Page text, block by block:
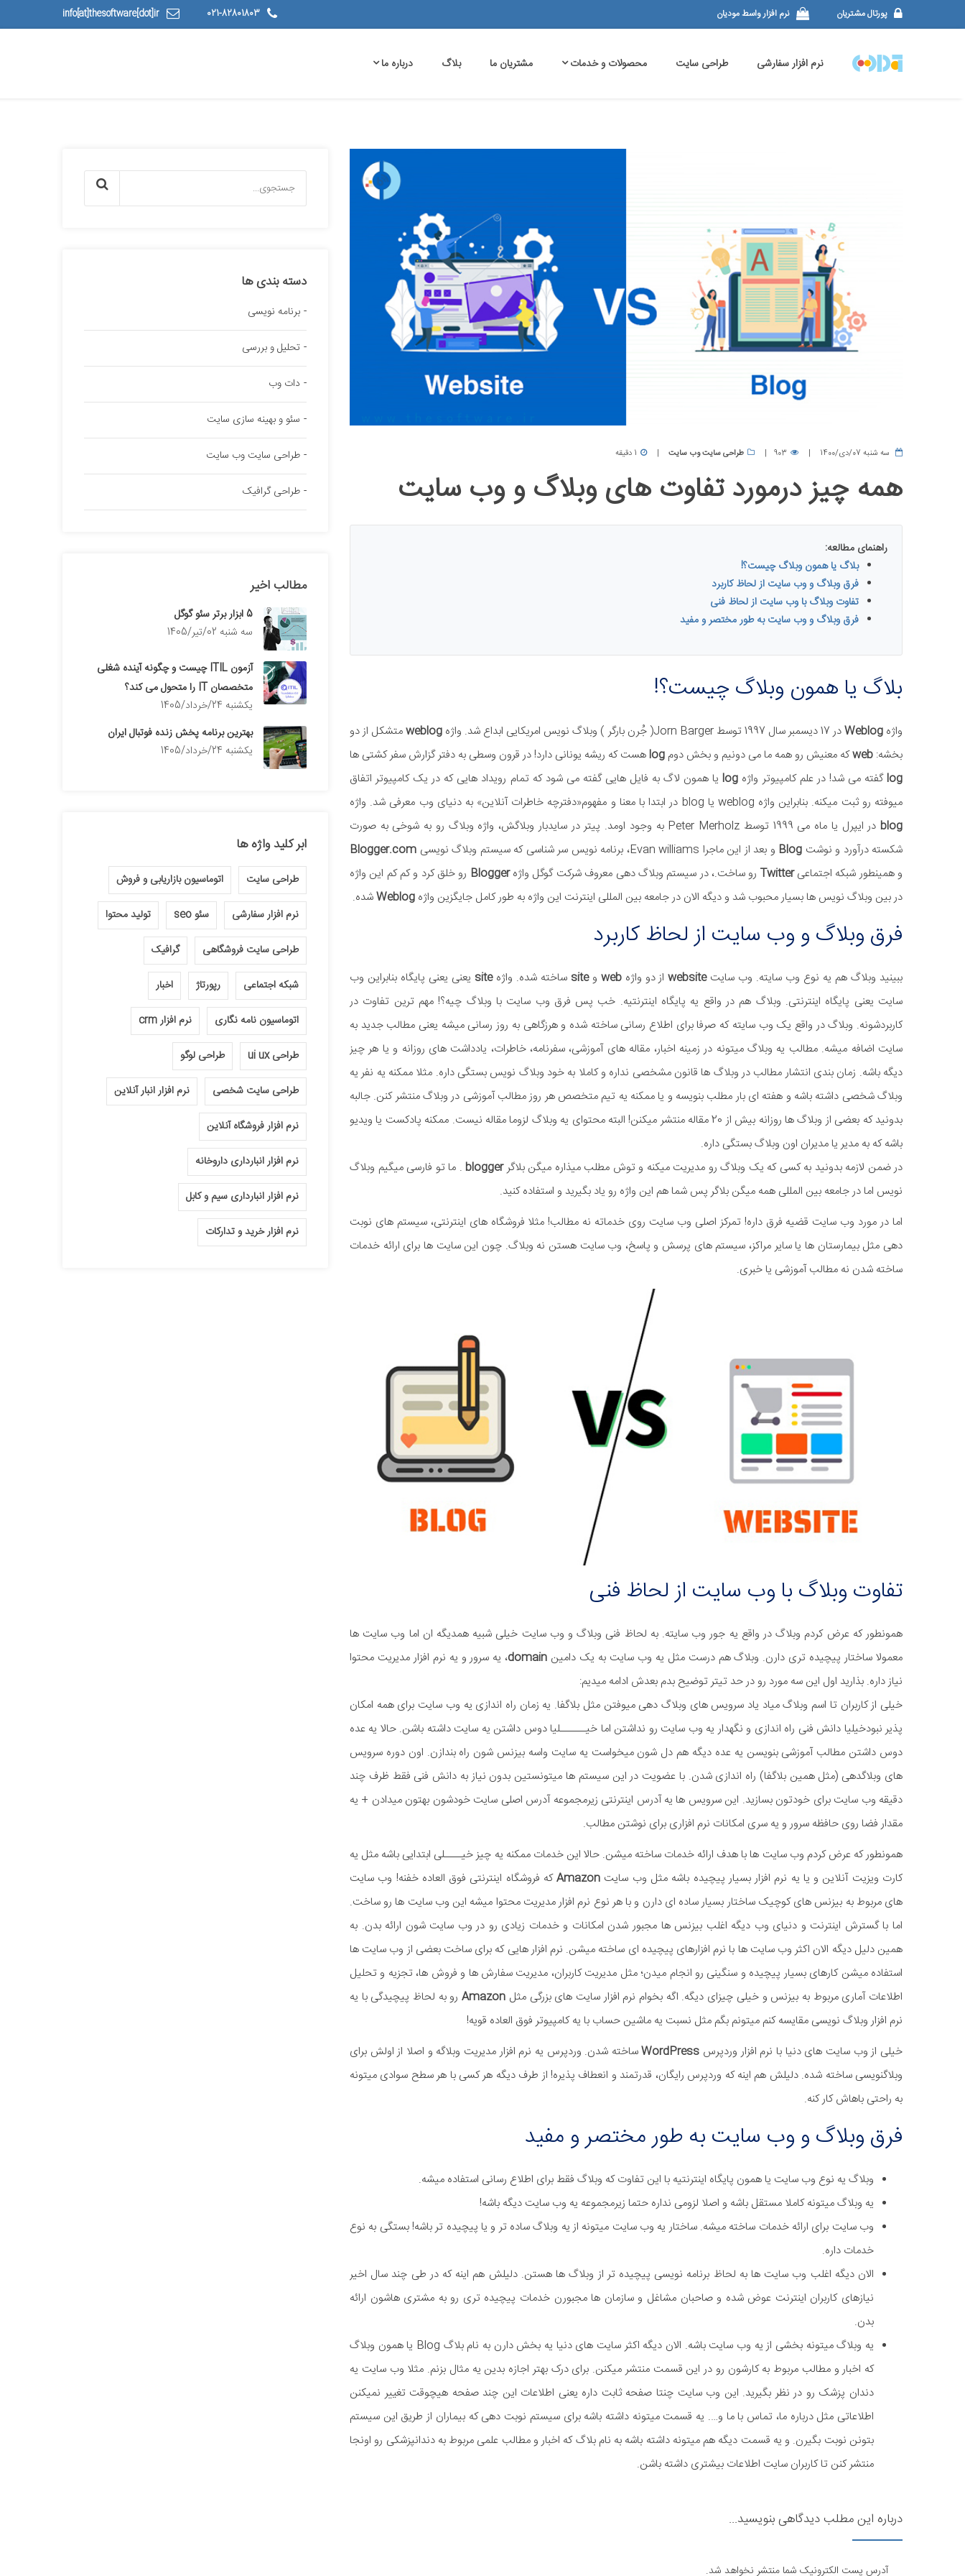
پورتال مشتریان نرم افزار واسط مودیان 021-82801803
info[at]thesoftware[dot]ir
نرم افزار سفارشی طراحی سایت محصولات و خدمات مشتریان ما بلاگ درباره ما
سه شنبه 07/دی/1400 903 طراحی سایت وب سایت 1 دقیقه
همه چیز درمورد تفاوت های وبلاگ و وب سایت
راهنمای مطالعه:
بلاگ یا همون وبلاگ چیست؟!
فرق وبلاگ و وب سایت از لحاظ کاربرد
تفاوت وبلاگ با وب سایت از لحاظ فنی
فرق وبلاگ و وب سایت به طور مختصر و مفید
بلاگ یا همون وبلاگ چیست؟!
واژهWeblogدر 17 دیسمبر سال 1997 توسط Jorn Barger( جُرن بارگر ) وبلاگ نویس امریکایی ابداع شد. واژه weblogمتشکل از دو
بخشه: webکه معنیش رو همه ما می دونیم و بخش دوم logهست که ریشه یونانی دارد! در قرون وسطی به دفتر گزارش سفر کشتی ها
log گفته می شد! در علم کامپیوتر واژه log یا همون لاگ به فایل هایی گفته می شود که تمام رویداد هایی که در یک کامپیوتر اتفاق
میوفته رو ثبت میکنه. بنابراین واژه weblog یا blog در ابتدا با معنا و مفهوم«دفترچه خاطرات آنلاین» به دنیای وب معرفی شد. واژه
blog
در ایپرل یا ماه می 1999 توسط Peter Merholz به وجود اومد. پیتر در سایدبار وبلاگش، واژه وبلاگ رو به شوخی به صورت
شکسته درآورد و نوشت Blog و بعد از این ماجرا Evan williams، برنامه نویس سر شناسی که سیستم وبلاگ نویسی
Blogger.com
و همینطور شبکه اجتماعیTwitter رو ساخت.، در سیستم وبلاگ دهی معروف شرکت گوگل واژهBlogger رو خلق کرد و کم کم این واژه
در بین وبلاگ نویس ها بسیار محبوب شد و دیگه الان در جامعه بین المللی اینترنت این واژه به طور کامل جایگزین واژه Weblogشده.
فرق وبلاگ و وب سایت از لحاظ کاربرد
ببینید وبلاگ هم یه نوع وب سایته. وب سایتwebsite از دو واژهweb وsite ساخته شده. واژهsite یعنی یعنی پایگاه بنابراین وب
سایت یعنی پایگاه اینترنتی. وبلاگ هم در واقع یه پایگاه اینترنتیه. خب پس فرق وب سایت با وبلاگ چیه؟! مهم ترین تفاوت در
کاربردشونه. وبلاگ در واقع یک وب سایته که صرفا برای اطلاع رسانی ساخته شده و هرزگاهی به روز رسانی میشه یعنی مطالب جدید به
سایت اضافه میشه. مطالب یه وبلاگ میتونه در زمینه اخبار، مقاله های آموزشی، سفرنامه، خاطرات، یادداشت های روزانه و یا هر چیز
دیگه باشه. زمان بندی انتشار مطالب در وبلاگ ها قانون مشخصی نداره و کاملا به خود وبلاگ نویس بستگی داره. مثلا ممکنه یه نفر یه
وبلاگ شخصی داشته باشه و هفته ای بار مطلب بنویسه و یا ممکنه یه تیم متخصص هر روز مطالب آموزشی در وبلاگ منتشر کنن. جالبه
بدونید که بعضی از وبلاگ ها روزانه بیش از 20 مقاله منتشر میکنن! البته محتوای یه وبلاگ لزوما مقاله نیست. ممکنه پادکست یا ویدیو
باشه که به مدیر یا مدیران اون وبلاگ بستگی داره.
در ضمن لازمه بدونید به کسی که یک وبلاگ رو مدیریت میکنه و توش مطلب میذاره میگن بلاگرblogger . ما تو فارسی میگیم وبلاگ
نویس اما در جامعه بین المللی همه میگن بلاگر پس شما هم این واژه رو یاد بگیرید و استفاده کنید.
اما در مورد وب سایت قضیه فرق داره! تمرکز اصلی وب سایت روی خدماته نه مطالب! مثلا فروشگاه های اینترنتی، سیستم های نوبت
دهی مثل بیمارستان ها یا سایر مراکز، سیستم های پرسش و پاسخ، وب سایت هستن نه وبلاگ. چون این سایت ها برای ارائه خدمات
ساخته شدن نه مطالب آموزشی یا خبری.
تفاوت وبلاگ با وب سایت از لحاظ فنی
همونطور که عرض کردم وبلاگ در واقع یه جور وب سایته. به لحاظ فنی وبلاگ و وب سایت خیلی شبیه همدیگه ان اما وب سایت ها
معمولا ساختار پیچیده تری دارن. وبلاگ هم درست مثل یه وب سایت به یک دامین domain، یه سرور و یه نرم افزار مدیریت محتوا
نیاز داره. بذارید اول این سه مورد رو در حد تیتر توضیح بدم بعدش ادامه میدیم:
خیلی از کاربران تا اسم وبلاگ میاد یاد سرویس های وبلاگ دهی میوفتن مثل بلاگفا. یه زمان راه اندازی یه وب سایت برای همه امکان
پذیر نبودخیلیا دانش فنی راه اندازی و نگهدار یه وب سایت رو نداشتن اما خیــــــلیا دوس داشتن یه سایت داشته باشن. حالا یه عده
دوس داشتن مطالب آموزشی بنویسن یه عده دیگه هم دل شون میخواست یه سایت واسه بیزنس شون راه بندازن. اون دوره سرویس
های وبلاگدهی (مثل همین بلاگفا) راه اندازی شدن. با عضویت در این سیستم ها میتونستین بدون نیاز به دانش فنی فقط ظرف چند
دقیقه وب سایت برای خودتون بسازید. این سرویس ها یه آدرس اینترنتی زیرمجموعه آدرس اصلی سایت خودشون بهتون میدادن + یه
مقدار فضا روی حافظه سرور و یه سری امکانات نرم افزاری برای نوشتن مطالب.
همونطور که عرض کردم وب سایت ها با هدف ارائه خدمات ساخته میشن. حالا این خدمات ممکنه یه چیز خیــــلی ابتدایی باشه مثل یه
کارت ویزیت آنلاین و یا یه نرم افزار بسیار پیچیده باشه مثل وب سایت Amazon که فروشگاه اینترنتی فوق العاده خفنه! وب سایت
های مربوط به بیزنس های کوچیک ساختار بسیار ساده ای دارن و با هر نوع نرم افزار مدیریت محتوا میشه این وب سایت ها رو ساخت.
اما با گسترش اینترنت و دنیای وب دیگه اغلب بیزنس ها مجبور شدن امکانات و خدمات زیادی رو در وب سایت شون ارائه بدن. به
همین دلیل دیگه الان اکثر وب سایت ها با نرم افزارهای پیچیده ای ساخته میشن. نرم افزار هایی که برای ساخت بعضی از وب سایت ها
استفاده میشن کارهای بسیار پیچیده و سنگینی رو انجام میدن؛ مثل مدیریت کاربران، مدیریت سفارش ها و فروش ها، تجزیه و تحلیل
اطلاعات آماری مربوط به بیزنس و خیلی چیزای دیگه. اگه بخوام نرم افزار سایت های بزرگی مثل Amazon رو به لحاظ پیچیدگی با یه
نرم افزار وبلاگ نویسی مقایسه کنم میتونم بگم مثل نسبت یه ماشین حساب با یه کامپیوتر فوق العاده قویه!
خیلی از وب سایت های دنیا با نرم افزار وردپرس WordPressساخته شدن. وردپرس یه نرم افزار مدیریت وبلاگه و اصلا از اولش برای
وبلاگنویسی ساخته شده. دلیلش هم اینه که وردپرس رایگان، قدرتمند و انعطاف پذیره! از طرف دیگه هر کسی با هر سطح سوادی میتونه
به راحتی باهاش کار کنه.
فرق وبلاگ و وب سایت به طور مختصر و مفید
وبلاگ یه نوع وب سایت یا همون پایگاه اینترنتیه با این تفاوت که وبلاگ فقط برای اطلاع رسانی استفاده میشه.
یه وبلاگ میتونه کاملا مستقل باشه و اصلا لزومی نداره حتما زیرمجموعه یه وب سایت دیگه باشه!
وب سایت برای ارائه خدمات ساخته میشه. ساختار یه وب سایت میتونه از یه وبلاگ ساده تر و یا پیچیده تر باشه! بستگی به نوع
خدمات داره.
الان دیگه اغلب وب سایت ها به لحاظ برنامه نویسی پیچیده تر از وبلاگ ها هستن. دلیلش هم اینه که در طی چند سال اخیر
نیازهای کاربران اینترنت عوض شده و صاحبان مشاغل و سازمان ها مجبورن خدمات پیچیده تری رو به مشتری هاشون ارائه
بدن.
یه وبلاگ میتونه بخشی از یه وب سایت باشه. الان دیگه اکثر سایت های دنیا یه بخش دارن به نام بلاگ Blog یا همون وبلاگ
که اخبار و مطالب مربوط به کارشون رو در این قسمت منتشر میکنن. برای درک بهتر اجازه بدین یه مثال بزنم. مثلا وب سایت یه
دندان پزشک رو در نظر بگیرید. این وب سایت چنتا صفحه ثابت داره یعنی اطلاعات این چند صفحه هیچوقت تغییر نمیکنن
اطلاعاتی مثل درباره ما، تماس با ما و…. یه قسمت میتونه داشته باشه برای سیستم نوبت دهی که بیماران از طریق این سیستم
بتونن نوبت بگیرن. و یه قسمت دیگه هم میتونه داشته باشه به نام بلاگ که اخبار و مطالب علمی مربوط به دندانپزشکی رو اونجا
منتشر کنن تا کاربران سایت اطلاعات بیشتری داشته باشن.
درباره این مطلب دیدگاهی بنویسید...
آدرس پست الکترونیک شما منتشر نخواهد شد.
دسته بندی ها
برنامه نویسی
تحلیل و بررسی
دات وب
سئو و بهینه سازی سایت
طراحی سایت وب سایت
طراحی گرافیک
مطالب اخیر
5 ابزار برتر سئو گوگل
سه شنبه 02/تیر/1405
آزمون ITIL چیست و چگونه آینده شغلی
متخصصان IT را متحول می کند؟
يكشنبه 24/خرداد/1405
بهترین برنامه پخش زنده فوتبال ایران
يكشنبه 24/خرداد/1405
ابر کلید واژه ها
طراحی سایت اتوماسیون بازاریابی و فروش
نرم افزار سفارشی سئو seo تولید محتوا
طراحی سایت فروشگاهی گرافیک
شبکه اجتماعی رپورتاژ اخبار
اتوماسیون نامه نگاری نرم افزار crm
طراحی ui ux طراحی لوگو
طراحی سایت شخصی نرم افزار انبار آنلاین
نرم افزار فروشگاه آنلاین
نرم افزار انبارداری داروخانه
نرم افزار انبارداری سیم و کابل
نرم افزار خرید و تدارکات